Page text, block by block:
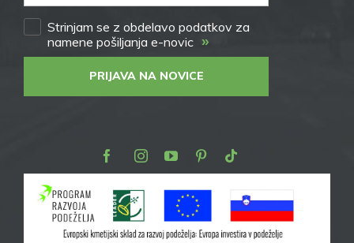
Strinjam se z obdelavo podatkov za
namene pošiljanja e-novic »
PRIJAVA NA NOVICE
FacebookInstagram
YoutubePinterest